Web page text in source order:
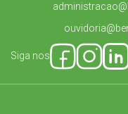
Siga nos